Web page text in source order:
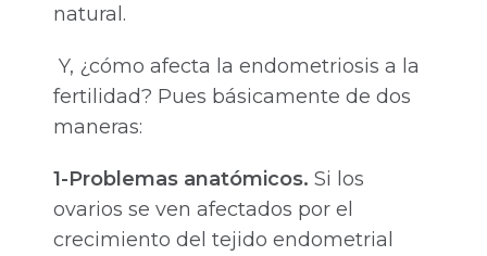
natural.
Y, ¿cómo afecta la endometriosis a la
fertilidad? Pues básicamente de dos
maneras:
1-Problemas anatómicos. Si los
ovarios se ven afectados por el
crecimiento del tejido endometrial